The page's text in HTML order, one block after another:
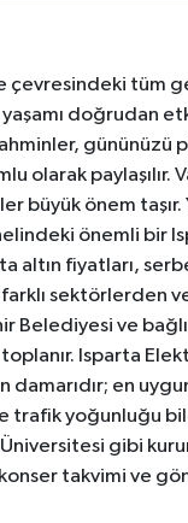
çevresindeki tüm
yaşamı doğrudan
gününüzü
olarak
büyük önem taşır.
önemli bir
altın fiyatları,
farklı sektörlerden
Belediyesi ve
Isparta
damarıdır; en
trafik yoğunluğu
gibi
takvimi ve